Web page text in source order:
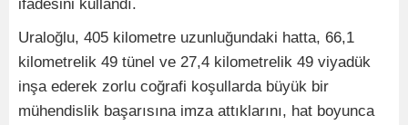
ifadesini kullandı.
Uraloğlu, 405 kilometre uzunluğundaki hatta, 66,1
kilometrelik 49 tünel ve 27,4 kilometrelik 49 viyadük
inşa ederek zorlu coğrafi koşullarda büyük bir
mühendislik başarısına imza attıklarını, hat boyunca